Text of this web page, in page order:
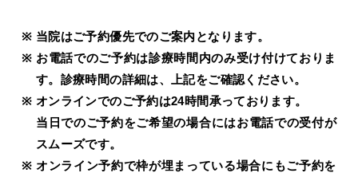
当院はご予約優先でのご案内となります。
お電話でのご予約は診療時間内のみ受け付けておりま
す。診療時間の詳細は、上記をご確認ください。
オンラインでのご予約は24時間承っております。
当日でのご予約をご希望の場合にはお電話での受付が
スムーズです。
オンライン予約で枠が埋まっている場合にもご予約を